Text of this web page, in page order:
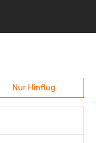
Nur Hinflug